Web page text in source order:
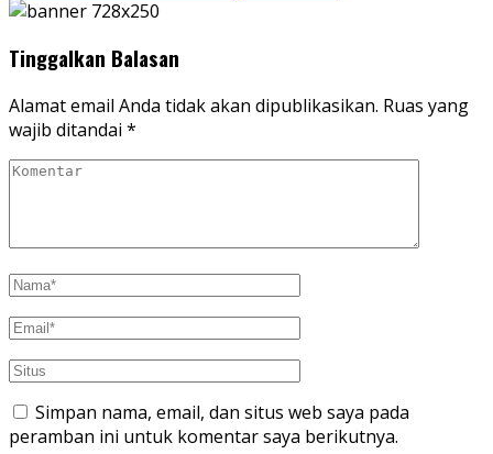
Tinggalkan Balasan
Alamat email Anda tidak akan dipublikasikan. Ruas yang
wajib ditandai *
Simpan nama, email, dan situs web saya pada
peramban ini untuk komentar saya berikutnya.